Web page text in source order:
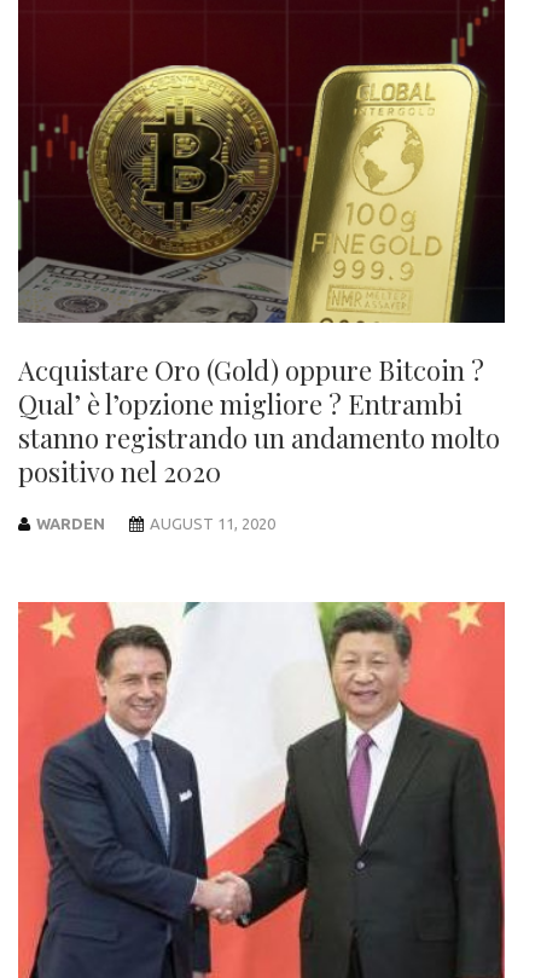
Acquistare Oro (Gold) oppure Bitcoin ?
Qual’ è l’opzione migliore ? Entrambi
stanno registrando un andamento molto
positivo nel 2020
WARDEN AUGUST 11, 2020